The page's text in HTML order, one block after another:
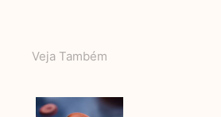
Veja Também